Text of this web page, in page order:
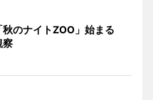
秋のナイトZOO」始まる
察